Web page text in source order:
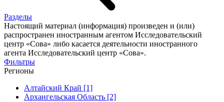
Разделы
Настоящий материал (информация) произведен и (или)
распространен иностранным агентом Исследовательский
центр «Сова» либо касается деятельности иностранного
агента Исследовательский центр «Сова».
Фильтры
Регионы
Алтайский Край [1]
Архангельская Область [2]